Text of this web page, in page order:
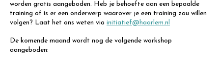
worden gratis aangeboden. Heb je behoefte aan een bepaalde
training of is er een onderwerp waarover je een training zou willen
volgen? Laat het ons weten via initiatief@haarlem.nl
De komende maand wordt nog de volgende workshop
aangeboden: